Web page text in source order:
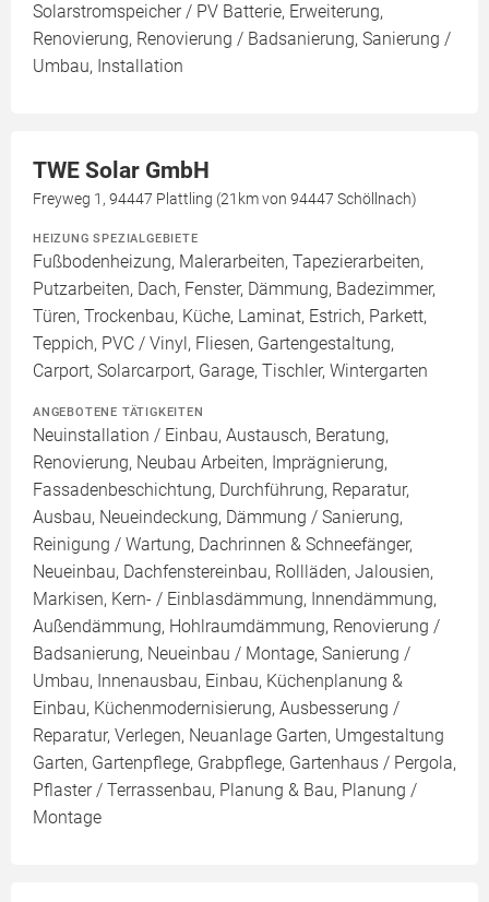
Solarstromspeicher / PV Batterie, Erweiterung,
Renovierung, Renovierung / Badsanierung, Sanierung /
Umbau, Installation
TWE Solar GmbH
Freyweg 1, 94447 Plattling (21km von 94447 Schöllnach)
HEIZUNG SPEZIALGEBIETE
Fußbodenheizung, Malerarbeiten, Tapezierarbeiten,
Putzarbeiten, Dach, Fenster, Dämmung, Badezimmer,
Türen, Trockenbau, Küche, Laminat, Estrich, Parkett,
Teppich, PVC / Vinyl, Fliesen, Gartengestaltung,
Carport, Solarcarport, Garage, Tischler, Wintergarten
ANGEBOTENE TÄTIGKEITEN
Neuinstallation / Einbau, Austausch, Beratung,
Renovierung, Neubau Arbeiten, Imprägnierung,
Fassadenbeschichtung, Durchführung, Reparatur,
Ausbau, Neueindeckung, Dämmung / Sanierung,
Reinigung / Wartung, Dachrinnen & Schneefänger,
Neueinbau, Dachfenstereinbau, Rollläden, Jalousien,
Markisen, Kern- / Einblasdämmung, Innendämmung,
Außendämmung, Hohlraumdämmung, Renovierung /
Badsanierung, Neueinbau / Montage, Sanierung /
Umbau, Innenausbau, Einbau, Küchenplanung &
Einbau, Küchenmodernisierung, Ausbesserung /
Reparatur, Verlegen, Neuanlage Garten, Umgestaltung
Garten, Gartenpflege, Grabpflege, Gartenhaus / Pergola,
Pflaster / Terrassenbau, Planung & Bau, Planung /
Montage